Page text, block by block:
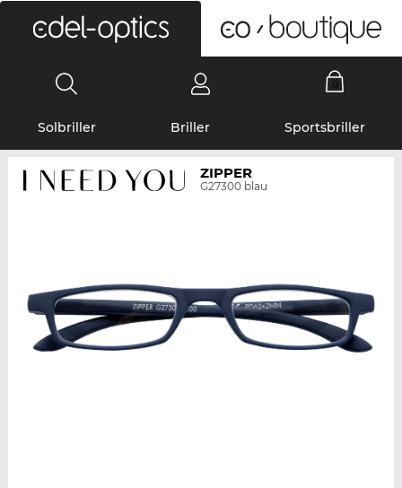
Solbriller Briller Sportsbriller
ZIPPER
G27300 blau